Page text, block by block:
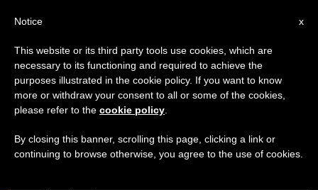
IGLESIA Y MUNDO,JUSTICIA Y PAZ
×
Aviso importante
Del 27 de julio al 7 de agosto haremos la pausa
anual, aprovechando que en el periodo de verano
se generan menos informaciones y también el
x
Notice
This website or its third party tools use cookies, which are
necessary to its functioning and required to achieve the
purposes illustrated in the cookie policy. If you want to know
more or withdraw your consent to all or some of the cookies,
please refer to the cookie policy
By closing this banner, scrolling this page, clicking a link or
continuing to browse otherwise, you agree to the use of cookies.